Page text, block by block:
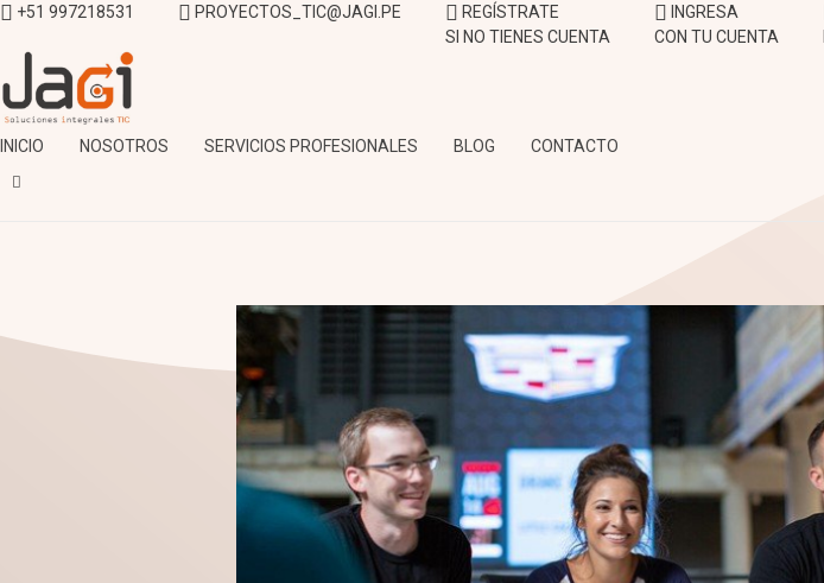
+51 997218531 PROYECTOS_TIC@JAGI.PE
REGÍSTRATE
SI NO TIENES CUENTA
INGRESA
CON TU CUENTA
JAGI S.A.C.
Soluciones Integrales TIC
INICIO NOSOTROS SERVICIOS PROFESIONALES BLOG CONTACTO